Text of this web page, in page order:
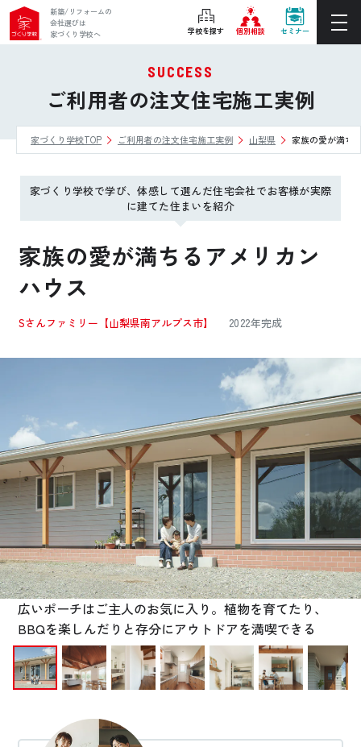
新築/リフォームの
会社選びは
家づくり学校へ
学校を探す 個別相談 セミナー
ぴったりの住宅会社をご提案
個別相談
後悔しない家づくりをレクチャー
セミナーをみる
ご利用は無料！全国20校
お近くの学校を探す
ホーム
家づくり学校とは
よくある質問
ご利用者の声・実例
お役立ち情報
公式SNSをチェック
YOUTUBE Instagram
プライバシーポリシー
SUCCESS
ご利用者の注文住宅施工実例
家づくり学校TOP ご利用者の注文住宅施工実例 山梨県 家族の愛が満ち
家づくり学校で学び、体感して選んだ住宅会社でお客様が実際
に建てた住まいを紹介
家族の愛が満ちるアメリカン
ハウス
Sさんファミリー 【山梨県南アルプス市】 2022年完成
広いポーチはご主人のお気に入り。植物を育てたり、
BBQを楽しんだりと存分にアウトドアを満喫できる